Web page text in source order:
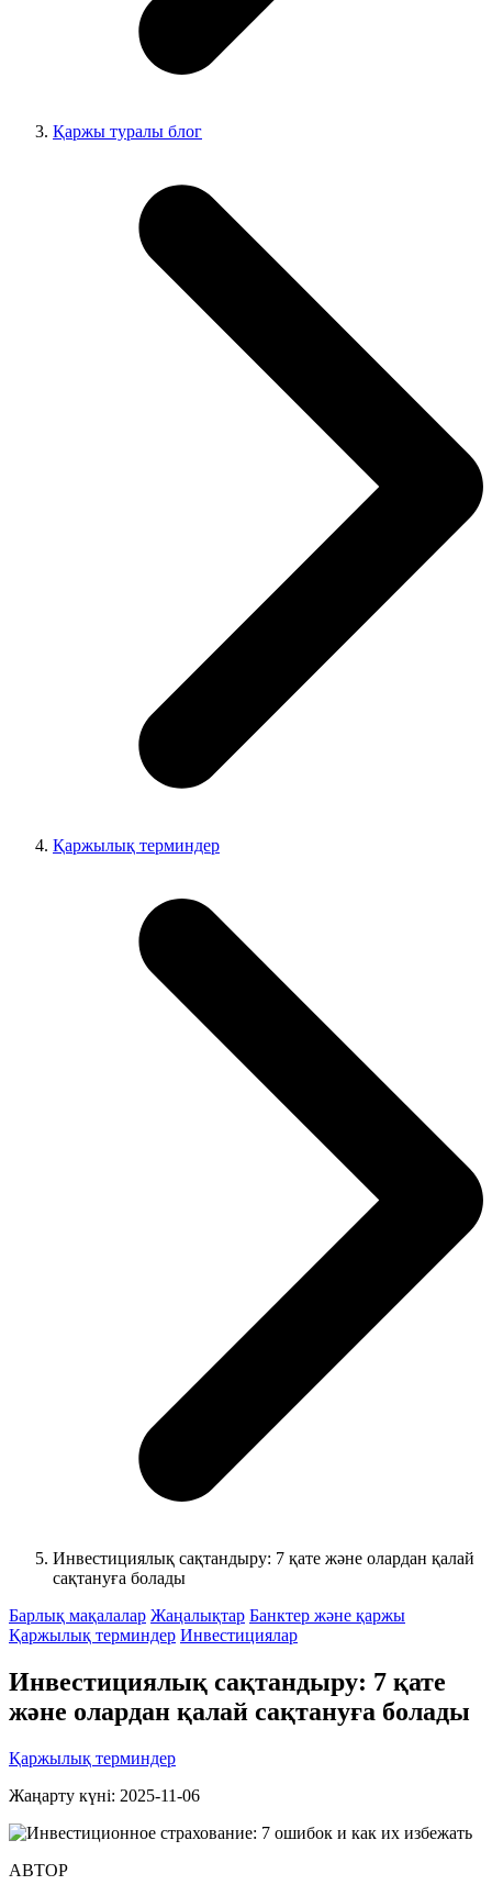
Қаржы туралы блог
Қаржылық терминдер
Инвестициялық сақтандыру: 7 қате және олардан қалай
сақтануға болады
Барлық мақалалар Жаңалықтар Банктер және қаржы
Қаржылық терминдер Инвестициялар
Инвестициялық сақтандыру: 7 қате
және олардан қалай сақтануға болады
Қаржылық терминдер
Жаңарту күні: 2025-11-06
АВТОР